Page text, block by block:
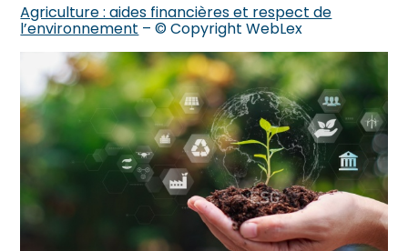
Agriculture : aides financières et respect de
l’environnement – © Copyright WebLex